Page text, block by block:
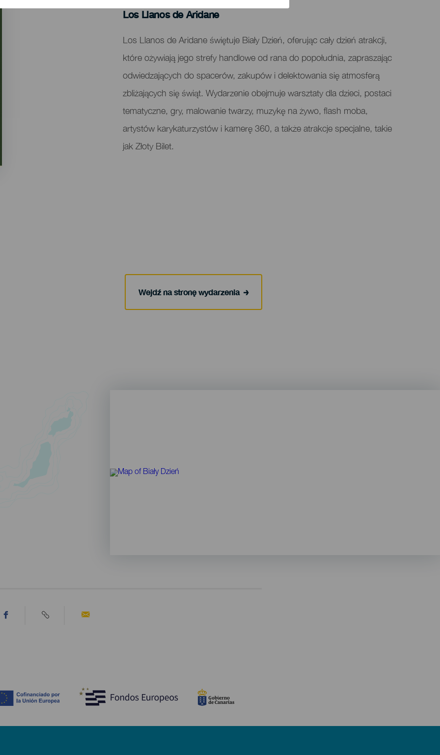
Localidad
Los Llanos de Aridane
Descripción
del
evento
Los Llanos de Aridane świętuje Biały Dzień, oferując cały dzień atrakcji,
które ożywiają jego strefy handlowe od rana do popołudnia, zapraszając
odwiedzających do spacerów, zakupów i delektowania się atmosferą
zbliżających się świąt. Wydarzenie obejmuje warsztaty dla dzieci, postaci
tematyczne, gry, malowanie twarzy, muzykę na żywo, flash moba,
artystów karykaturzystów i kamerę 360, a także atrakcje specjalne, takie
jak Złoty Bilet.
Wejdź na stronę wydarzenia